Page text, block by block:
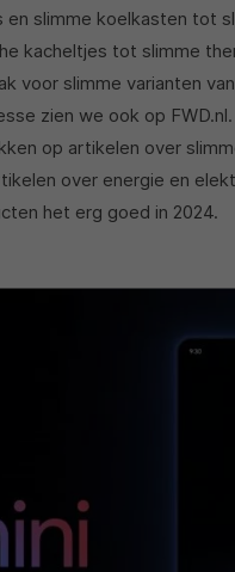
slimme koelkasten tot
kacheltjes tot slimme
voor slimme varianten
zien we ook op
op artikelen over
over energie en
het erg goed in 2024.